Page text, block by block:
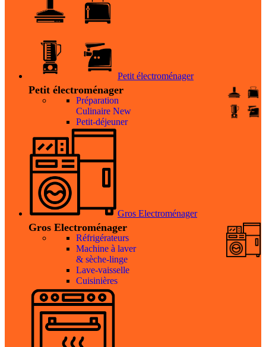
Petit électroménager
Petit électroménager
Préparation
Culinaire New
Petit-déjeuner
Gros Electroménager
Gros Electroménager
Réfrigérateurs
Machine à laver
& sèche-linge
Lave-vaisselle
Cuisinières